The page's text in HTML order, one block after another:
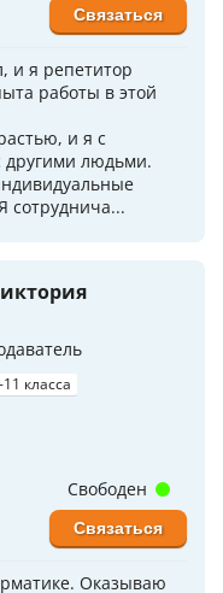
и я репетитор
работы в этой
и я с
другими людьми.
сотруднича...
Связаться
класса
Оказываю
Свободен
Связаться